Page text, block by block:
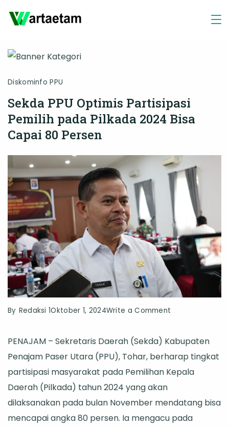
Diskominfo PPU
Sekda PPU Optimis Partisipasi
Pemilih pada Pilkada 2024 Bisa
Capai 80 Persen
By Redaksi 1Oktober 1, 2024Write a Comment
PPU
Optimis
Partisipasi
pada
Pilkada
PENAJAM – Sekretaris Daerah (Sekda) Kabupaten
Penajam Paser Utara (PPU), Tohar, berharap tingkat
partisipasi masyarakat pada Pemilihan Kepala
Daerah (Pilkada) tahun 2024 yang akan
dilaksanakan pada bulan November mendatang bisa
mencapai angka 80 persen. Ia mengacu pada